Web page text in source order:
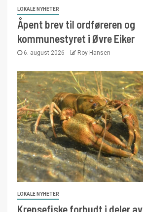
LOKALE NYHETER
Åpent brev til ordføreren og
kommunestyret i Øvre Eiker
6. august 2026 Roy Hansen
LOKALE NYHETER
Krepsefiske forbudt i deler av